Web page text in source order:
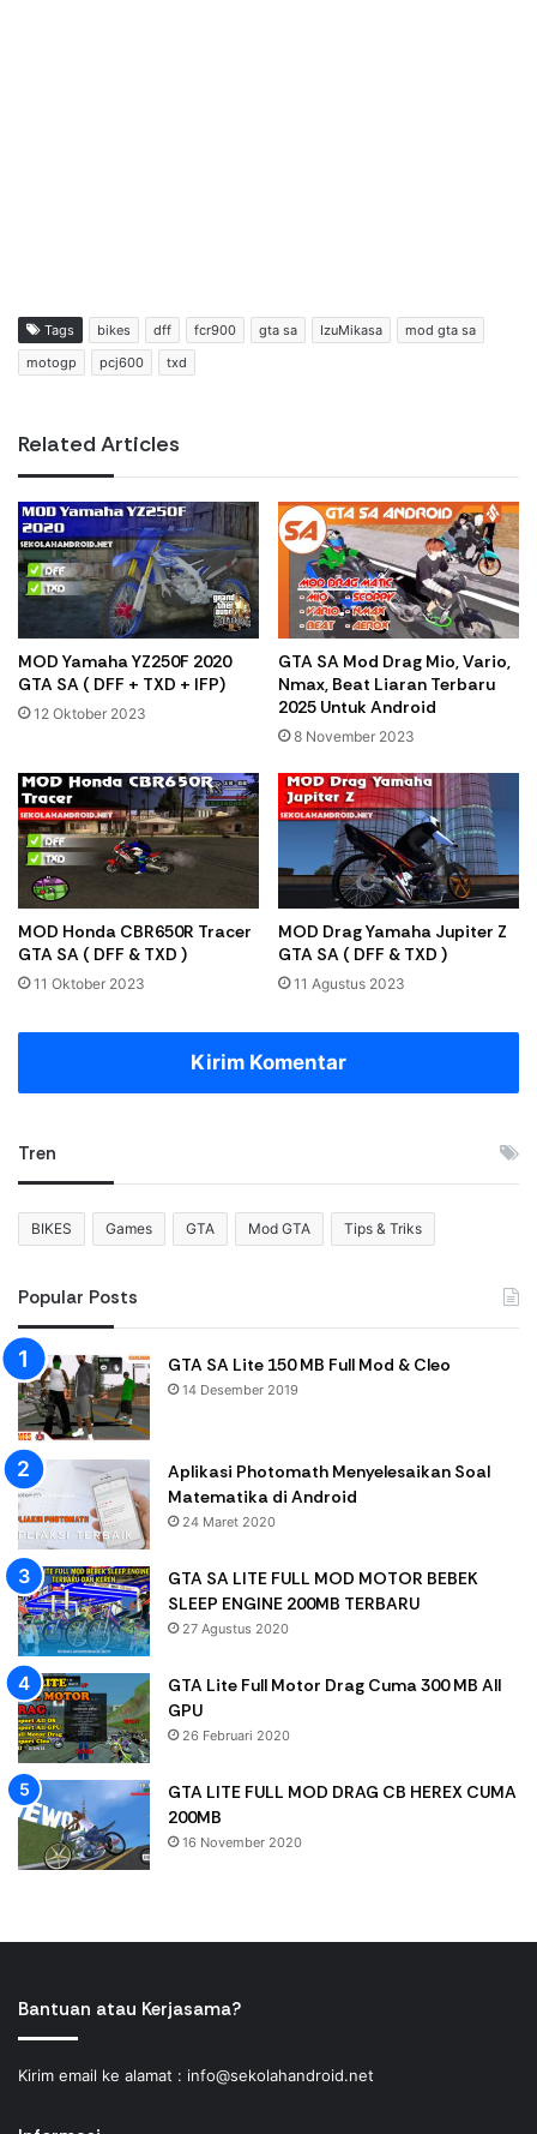
Tags bikes dff fcr900 gta sa IzuMikasa
mod gta sa
motogp
pcj600 txd
Related Articles
MOD Yamaha YZ250F 2020
GTA SA ( DFF + TXD + IFP)
12 Oktober 2023
GTA SA Mod Drag Mio, Vario,
Nmax, Beat Liaran Terbaru
2025 Untuk Android
8 November 2023
MOD Honda CBR650R Tracer
GTA SA ( DFF & TXD )
11 Oktober 2023
MOD Drag Yamaha Jupiter Z
GTA SA ( DFF & TXD )
11 Agustus 2023
Kirim Komentar
Tren
BIKES Games GTA Mod GTA Tips & Triks
Popular Posts
GTA SA Lite 150 MB Full Mod & Cleo
14 Desember 2019
Aplikasi Photomath Menyelesaikan Soal
Matematika di Android
24 Maret 2020
GTA SA LITE FULL MOD MOTOR BEBEK
SLEEP ENGINE 200MB TERBARU
27 Agustus 2020
GTA Lite Full Motor Drag Cuma 300 MB All
GPU
26 Februari 2020
GTA LITE FULL MOD DRAG CB HEREX CUMA
200MB
16 November 2020
Bantuan atau Kerjasama?
Kirim email ke alamat : info@sekolahandroid.net